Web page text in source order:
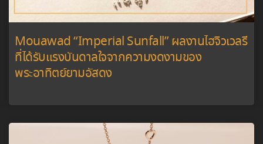
Mouawad “Imperial Sunfall” ผลงานไฮจิวเวลรี
ที่ได้รับแรงบันดาลใจจากความงดงามของ
พระอาทิตย์ยามอัสดง